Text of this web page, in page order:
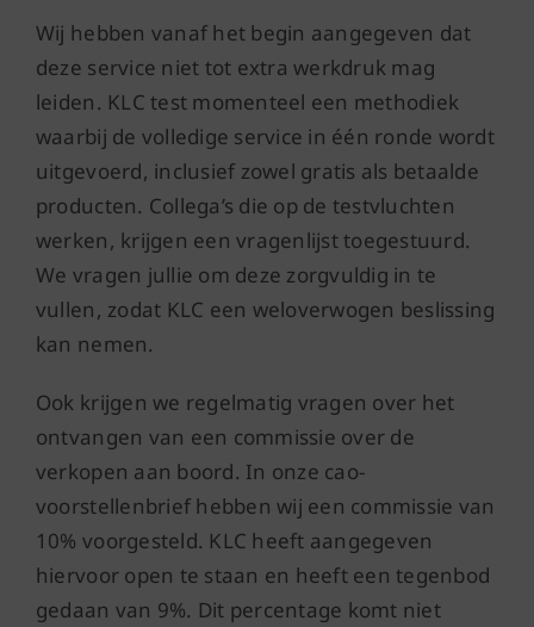
Wij hebben vanaf het begin aangegeven dat
deze service niet tot extra werkdruk mag
leiden. KLC test momenteel een methodiek
waarbij de volledige service in één ronde wordt
uitgevoerd, inclusief zowel gratis als betaalde
producten. Collega’s die op de testvluchten
werken, krijgen een vragenlijst toegestuurd.
We vragen jullie om deze zorgvuldig in te
vullen, zodat KLC een weloverwogen beslissing
kan nemen.
Ook krijgen we regelmatig vragen over het
ontvangen van een commissie over de
verkopen aan boord. In onze cao-
voorstellenbrief hebben wij een commissie van
10% voorgesteld. KLC heeft aangegeven
hiervoor open te staan en heeft een tegenbod
gedaan van 9%. Dit percentage komt niet